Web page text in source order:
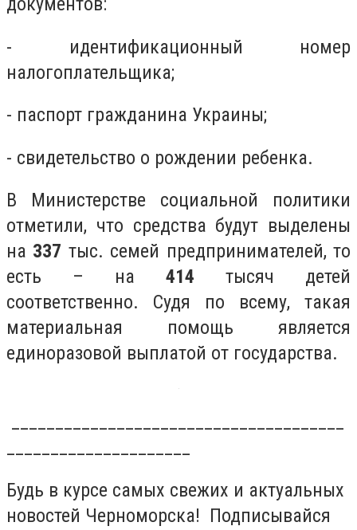
- идентификационный номер
налогоплательщика;
- паспорт гражданина Украины;
- свидетельство о рождении ребенка.
В Министерстве социальной политики
отметили, что средства будут выделены
на 337 тыс. семей предпринимателей, то
есть – на 414 тысяч детей
соответственно. Судя по всему, такая
материальная помощь является
единоразовой выплатой от государства.
Будь в курсе самых свежих и актуальных
новостей Черноморска! Подписывайся